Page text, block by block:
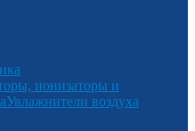
ионизаторы и
Увлажнители воздуха